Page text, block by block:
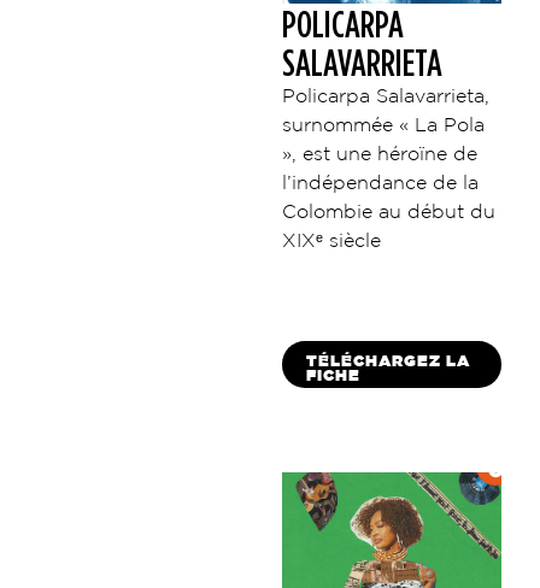
POLICARPA
SALAVARRIETA
Policarpa Salavarrieta,
surnommée « La Pola
», est une héroïne de
l’indépendance de la
Colombie au début du
XIXᵉ siècle
TÉLÉCHARGEZ LA
FICHE